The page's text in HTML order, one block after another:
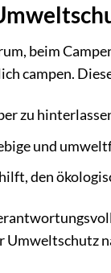
beim
campen.
zu
und
den
Umweltschutz